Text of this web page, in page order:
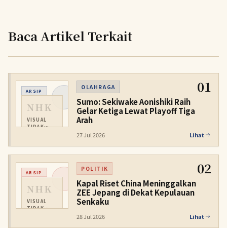
Baca Artikel Terkait
ARSIP
NHK
VISUAL
TIDAK
OLAHRAGA 01
Sumo: Sekiwake Aonishiki Raih
Gelar Ketiga Lewat Playoff Tiga
Arah
27 Jul 2026 Lihat
ARSIP
NHK
VISUAL
TIDAK
POLITIK 02
Kapal Riset China Meninggalkan
ZEE Jepang di Dekat Kepulauan
Senkaku
28 Jul 2026 Lihat